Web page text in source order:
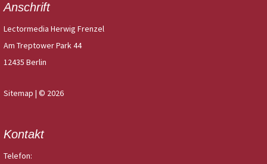
Anschrift
Lectormedia Herwig Frenzel
Am Treptower Park 44
12435 Berlin
Sitemap | © 2026
Kontakt
Telefon: